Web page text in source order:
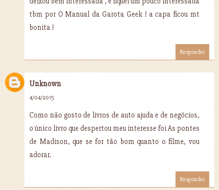
tbm por O Manual da Garota Geek ! a capa ficou mt
bonita !
Responder
Unknown
4/04/2015
Como não gosto de livros de auto ajuda e de negócios,
o único livro que despertou meu interesse foi As pontes
de Madison, que se for tão bom quanto o filme, vou
adorar.
Responder